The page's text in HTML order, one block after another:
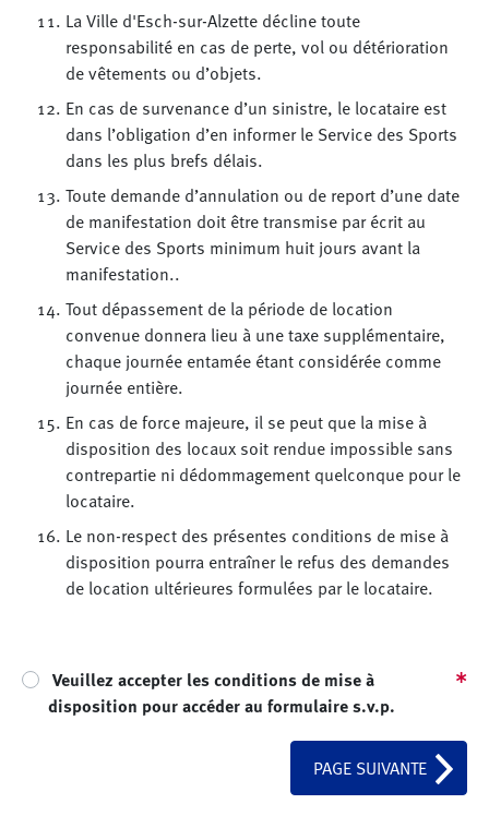
La Ville d'Esch-sur-Alzette décline toute
responsabilité en cas de perte, vol ou détérioration
de vêtements ou d’objets.
En cas de survenance d’un sinistre, le locataire est
dans l’obligation d’en informer le Service des Sports
dans les plus brefs délais.
Toute demande d’annulation ou de report d’une date
de manifestation doit être transmise par écrit au
Service des Sports minimum huit jours avant la
manifestation..
Tout dépassement de la période de location
convenue donnera lieu à une taxe supplémentaire,
chaque journée entamée étant considérée comme
journée entière.
En cas de force majeure, il se peut que la mise à
disposition des locaux soit rendue impossible sans
contrepartie ni dédommagement quelconque pour le
locataire.
Le non-respect des présentes conditions de mise à
disposition pourra entraîner le refus des demandes
de location ultérieures formulées par le locataire.
Veuillez accepter les conditions de mise à
disposition pour accéder au formulaire s.v.p.
PAGE SUIVANTE